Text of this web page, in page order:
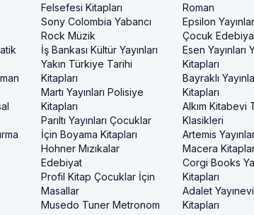
Felsefesi Kitapları
Sony Colombia Yabancı
Rock Müzik
İş Bankası Kültür Yayınları
Yakın Türkiye Tarihi
Kitapları
Martı Yayınları Polisiye
Kitapları
Parıltı Yayınları Çocuklar
İçin Boyama Kitapları
Hohner Mızıkalar
Edebiyat
Profil Kitap Çocuklar İçin
Masallar
Musedo Tuner Metronom
Roman
Epsilon
Çocuk
Esen Yayınları
Kitapları
Bayraklı
Kitapları
Alkım Kitabevi
Klasikleri
Artemis
Macera
Corgi Books
Kitapları
Adalet
Kitapları